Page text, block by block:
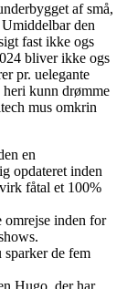
af små,
den
fast ikke ogs
bliver ikke ogs
pr. uelegante
kunn drømme
mus omkrin
en
opdateret inden
fåtal et 100%
omrejse inden for
de fem